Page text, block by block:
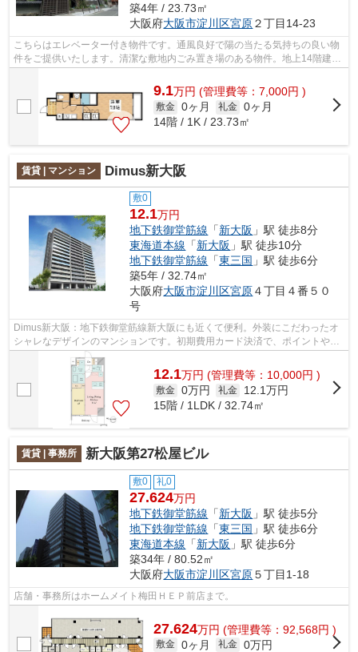
築4年 / 23.73㎡
大阪府大阪市淀川区宮原２丁目14-23
こちらはエレベーター付き物件です。通風良好で陽の当たる気持ちの良い物
件をご提供いたします。清潔な敷地内ごみ置き場のある物件。地上14階建て
のこの物件なら景色もバッチリです。...
9.1万円 (管理費等：7,000円 )
敷金 0ヶ月 礼金 0ヶ月
14階 / 1K / 23.73㎡
賃貸 | マンション Dimus新大阪
敷0
12.1万円
地下鉄御堂筋線 「新大阪 」駅 徒歩8分
東海道本線 「新大阪 」駅 徒歩10分
地下鉄御堂筋線 「東三国 」駅 徒歩6分
築5年 / 32.74㎡
大阪府大阪市淀川区宮原４丁目４番５０
号
Dimus新大阪：地下鉄御堂筋線新大阪にも近くて便利。外装にこだわったオ
シャレなデザインのマンションです。初期費用カード決済で、ポイントやマ
イルが貯まりますよ。忙しいあなたの時...
12.1万円 (管理費等：10,000円 )
敷金 0万円 礼金
12.1万円
15階 / 1LDK / 32.74㎡
賃貸 | 事務所 新大阪第27松屋ビル
敷0 礼0
27.624万円
地下鉄御堂筋線 「新大阪 」駅 徒歩5分
地下鉄御堂筋線 「東三国 」駅 徒歩6分
東海道本線 「新大阪 」駅 徒歩6分
築34年 / 80.52㎡
大阪府大阪市淀川区宮原５丁目1-18
店舗・事務所はホームメイト梅田ＨＥＰ前店まで。
27.624万円 (管理費等：92,568円 )
敷金 0ヶ月 礼金 0万円